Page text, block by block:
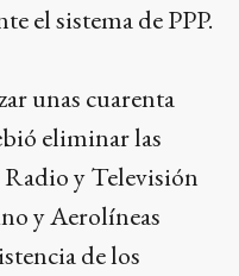
el sistema de PPP.
unas cuarenta
eliminar las
y Televisión
y Aerolíneas
de los